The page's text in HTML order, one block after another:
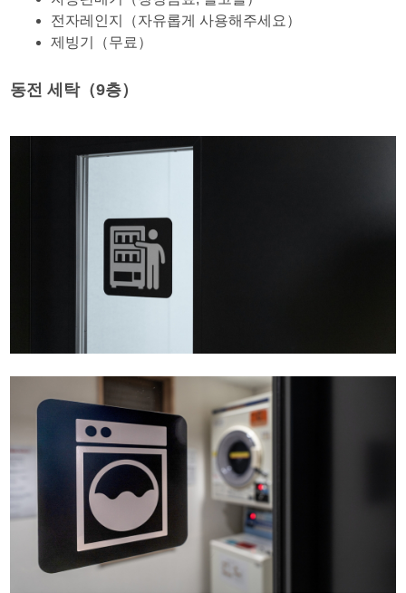
전자레인지（자유롭게 사용해주세요）
제빙기（무료）
동전 세탁（9층）